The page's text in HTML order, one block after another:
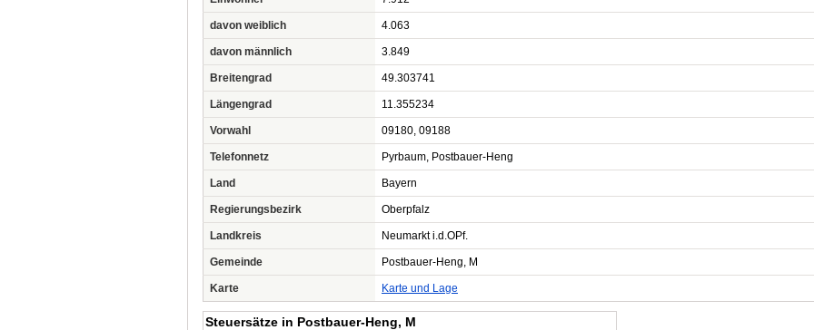
davon weiblich 4.063
davon männlich 3.849
Breitengrad 49.303741
Längengrad 11.355234
Vorwahl 09180, 09188
Telefonnetz Pyrbaum, Postbauer-Heng
Land Bayern
Regierungsbezirk Oberpfalz
Landkreis Neumarkt i.d.OPf.
Gemeinde Postbauer-Heng, M
Karte Karte und Lage
Steuersätze in Postbauer-Heng, M